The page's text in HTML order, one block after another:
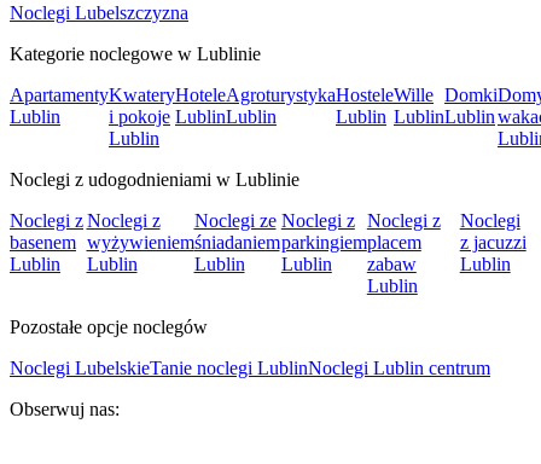
Noclegi Lubelszczyzna
Kategorie noclegowe w Lublinie
Apartamenty
Lublin
Kwatery
i pokoje
Lublin
Hotele
Lublin
Agroturystyka
Lublin
Hostele
Lublin
Wille
Lublin
Domki
Lublin
Noclegi z udogodnieniami w Lublinie
Noclegi z
basenem
Lublin
Noclegi z
wyżywieniem
Lublin
Noclegi ze
śniadaniem
Lublin
Noclegi z
parkingiem
Lublin
Noclegi z
placem
zabaw
Lublin
Noclegi
z jacuzzi
Lublin
Pozostałe opcje noclegów
Noclegi LubelskieTanie noclegi LublinNoclegi Lublin centrum
Obserwuj nas: